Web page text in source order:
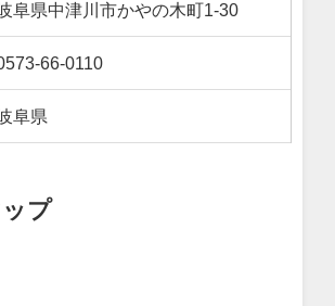
阜県中津川市かやの木町1-30
66-0110
阜県
プ